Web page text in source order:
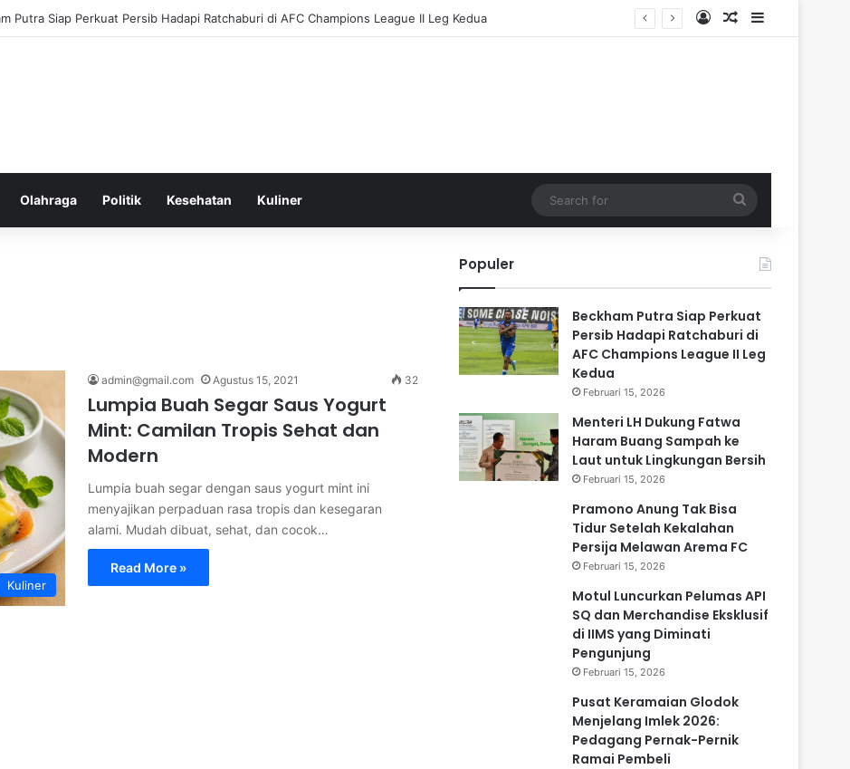
Putra Siap Perkuat Persib Hadapi Ratchaburi di AFC Champions League II Leg Kedua Log InRandom Article
Sidebar
Olahraga Politik Kesehatan Kuliner
for
Kuliner
admin@gmail.com Agustus 15, 2021 32
Lumpia Buah Segar Saus Yogurt
Mint: Camilan Tropis Sehat dan
Modern
Lumpia buah segar dengan saus yogurt mint ini
menyajikan perpaduan rasa tropis dan kesegaran
alami. Mudah dibuat, sehat, dan cocok…
Read More »
Populer
Beckham Putra Siap Perkuat
Persib Hadapi Ratchaburi di
AFC Champions League II Leg
Kedua
Februari 15, 2026
Menteri LH Dukung Fatwa
Haram Buang Sampah ke
Laut untuk Lingkungan Bersih
Februari 15, 2026
Pramono Anung Tak Bisa
Tidur Setelah Kekalahan
Persija Melawan Arema FC
Februari 15, 2026
Motul Luncurkan Pelumas API
SQ dan Merchandise Eksklusif
di IIMS yang Diminati
Pengunjung
Februari 15, 2026
Pusat Keramaian Glodok
Menjelang Imlek 2026:
Pedagang Pernak-Pernik
Ramai Pembeli